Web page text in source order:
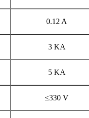
0.12 A
3 KA
5 KA
≤330 V